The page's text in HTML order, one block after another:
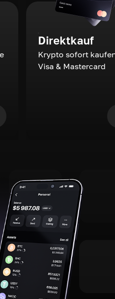
Direktkauf
Krypto sofort
Visa & Mastercard